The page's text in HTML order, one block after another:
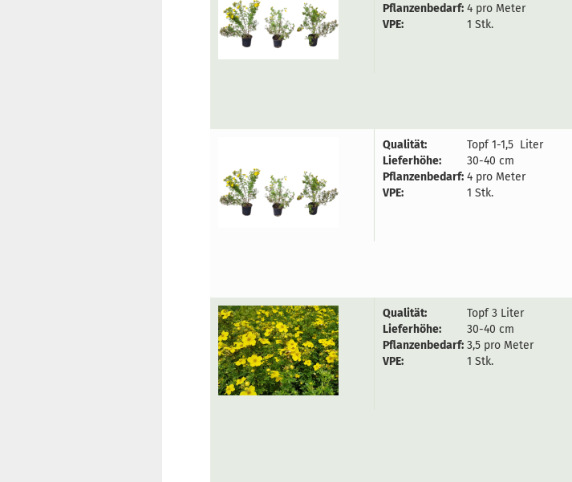
Pflanzenbedarf: 4 pro Meter
VPE:
1 Stk.
Qualität:
Topf 1-1,5 Liter
Lieferhöhe:
30-40 cm
Pflanzenbedarf: 4 pro Meter
VPE:
1 Stk.
Qualität:
Topf 3 Liter
Lieferhöhe:
30-40 cm
Pflanzenbedarf: 3,5 pro Meter
VPE:
1 Stk.